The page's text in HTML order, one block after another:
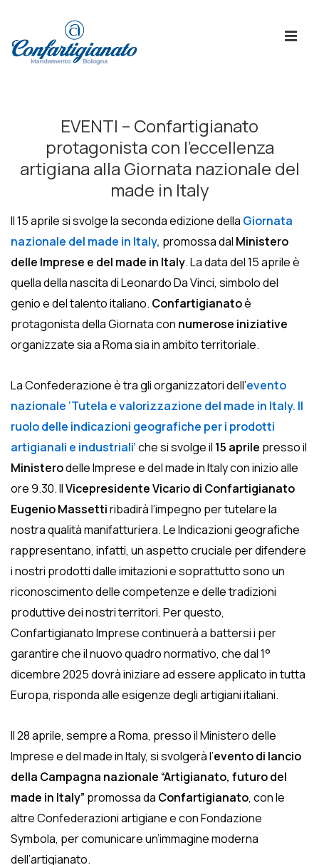
PrincipaleEVENTI – Confartigianato
protagonista con l’eccellenza
artigiana alla Giornata nazionale del
made in Italy
Il 15 aprile si svolge la seconda edizione della Giornata
nazionale del made in Italy, promossa dal Ministero
delle Imprese e del made in Italy. La data del 15 aprile è
quella della nascita di Leonardo Da Vinci, simbolo del
genio e del talento italiano. Confartigianatoè
protagonista della Giornata con numerose iniziative
organizzate sia a Roma sia in ambito territoriale.
La Confederazione è tra gli organizzatori dell’evento
nazionale ‘Tutela e valorizzazione del made in Italy. Il
ruolo delle indicazioni geografiche per i prodotti
artigianali e industriali’che si svolge il 15 aprile presso il
Ministerodelle Imprese e del made in Italy con inizio alle
ore 9.30. IlVicepresidente Vicario di Confartigianato
Eugenio Massettiribadirà l’impegno per tutelare la
nostra qualità manifatturiera. Le Indicazioni geografiche
rappresentano, infatti, un aspetto cruciale per difendere
i nostri prodotti dalle imitazioni e soprattutto sono un
riconoscimento delle competenze e delle tradizioni
produttive dei nostri territori. Per questo,
Confartigianato Imprese continuerà a battersi i per
garantire che il nuovo quadro normativo, che dal 1°
dicembre 2025 dovrà iniziare ad essere applicato in tutta
Europa, risponda alle esigenze degli artigiani italiani.
Il 28 aprile, sempre a Roma, presso il Ministero delle
Imprese e del made in Italy, si svolgerà l’evento di lancio
della Campagna nazionale “Artigianato, futuro del
made in Italy” promossa da Confartigianato, con le
altre Confederazioni artigiane e con Fondazione
Symbola, per comunicare un’immagine moderna
dell’artigianato.